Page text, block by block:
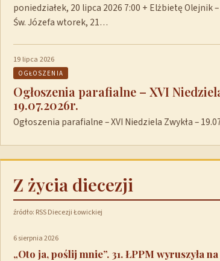
poniedziałek, 20 lipca 2026 7:00 + Elżbietę Olejnik
Św. Józefa wtorek, 21…
19 lipca 2026
OGŁOSZENIA
Ogłoszenia parafialne – XVI
19.07.2026r.
Ogłoszenia parafialne – XVI Niedziela Zwykła –
Z życia diecezji
źródło: RSS Diecezji Łowickiej
6 sierpnia 2026
„Oto ja, poślij mnie”. 31. ŁPPM wyruszyła